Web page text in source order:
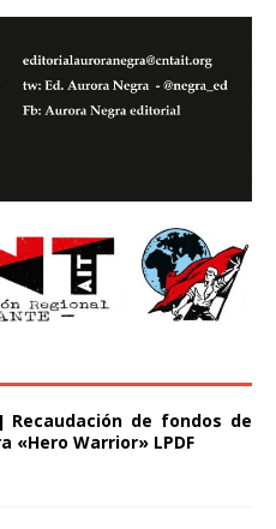
Recaudación de fondos de
«Hero Warrior» LPDF